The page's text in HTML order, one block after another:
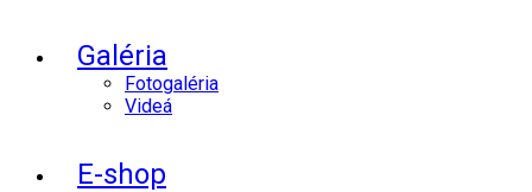
Galéria
Fotogaléria
Videá
E-shop